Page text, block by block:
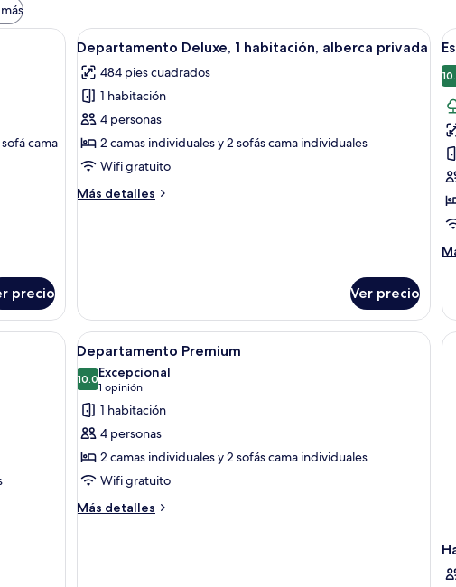
moderna con zona de comedor, cama con cabecero de madera, balcón y una
cama
precio
Abrir
todas
las
fotos
de
Departamento
Deluxe,
habitación,
Zona de piscina con mesa y sillas, un
10
Departamento Deluxe, 1 habitación, alberca privada
484 pies cuadrados
1 habitación
4 personas
2 camas individuales y 2 sofás cama individuales
Wifi gratuito
Más detalles
Más
alberca
privada
Ver precio
moderna con zona de comedor, kitchenette y sofá.
Abrir
todas
las
fotos
de
Departamento
Premium
Una habitación amplia con balcón,
6
Departamento Premium
10.010.0 de 10
Excepcional
1 opinión
(1
opinión)
1 habitación
4 personas
2 camas individuales y 2 sofás cama individuales
Wifi gratuito
Más detalles
Más